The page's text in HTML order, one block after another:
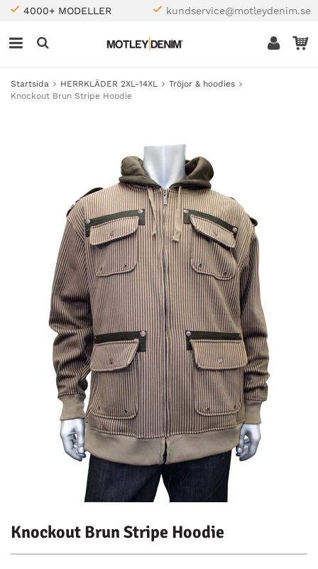
4000+ MODELLER kundservice@motleydenim.se
Startsida HERRKLÄDER 2XL-14XL
Tröjor & hoodies
Knockout Brun Stripe Hoodie
Knockout Brun Stripe Hoodie